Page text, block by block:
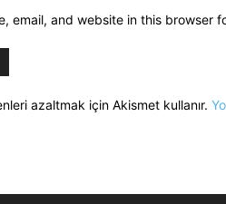
email, and website in this browser
azaltmak için Akismet kullanır.